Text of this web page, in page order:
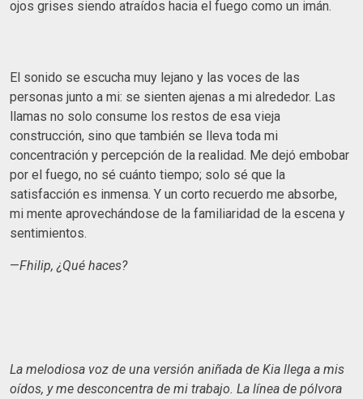
ojos grises siendo atraídos hacia el fuego como un imán.
El sonido se escucha muy lejano y las voces de las
personas junto a mi: se sienten ajenas a mi alrededor. Las
llamas no solo consume los restos de esa vieja
construcción, sino que también se lleva toda mi
concentración y percepción de la realidad. Me dejó embobar
por el fuego, no sé cuánto tiempo; solo sé que la
satisfacción es inmensa. Y un corto recuerdo me absorbe,
mi mente aprovechándose de la familiaridad de la escena y
sentimientos.
—Fhilip, ¿Qué haces?
La melodiosa voz de una versión aniñada de Kia llega a mis
oídos, y me desconcentra de mi trabajo. La línea de pólvora